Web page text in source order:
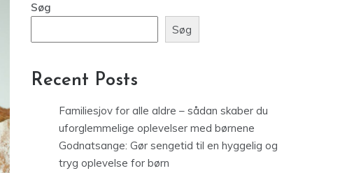
Søg
Søg
Recent Posts
Familiesjov for alle aldre – sådan skaber du
uforglemmelige oplevelser med børnene
Godnatsange: Gør sengetid til en hyggelig og
tryg oplevelse for børn